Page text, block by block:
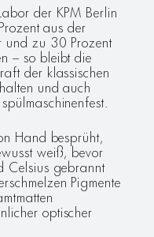
der KPM Berlin
aus der
und zu 30 Prozent
– so bleibt die
der klassischen
und auch
Hand besprüht,
weiß, bevor
Celsius gebrannt
Pigmente
optischer